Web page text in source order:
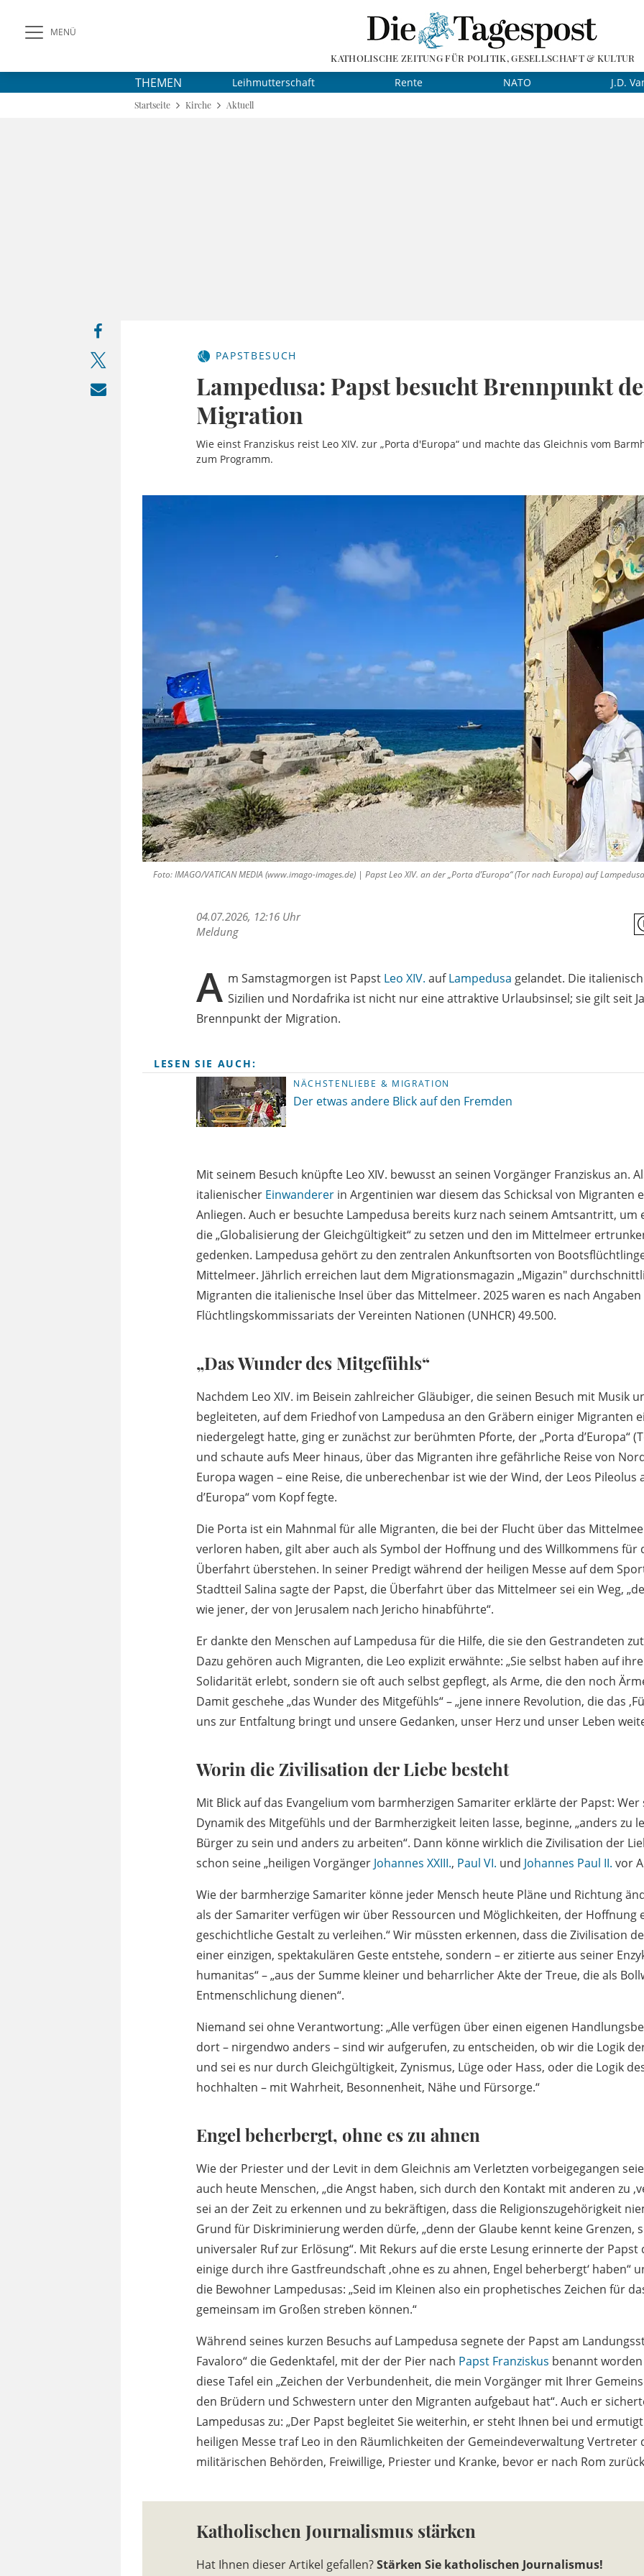
MENÜ
KATHOLISCHE ZEITUNG FÜR POLITIK, GESELLSCHAFT & KULTUR
THEMEN Leihmutterschaft Rente NATO J.D.
Startseite Kirche Aktuell
PAPSTBESUCH
Lampedusa: Papst besucht Brennpunkt
Migration
Wie einst Franziskus reist Leo XIV. zur „Porta d'Europa“ und machte das Gleichnis vom
zum Programm.
Foto: IMAGO/VATICAN MEDIA (www.imago-images.de) | Papst Leo XIV. an der „Porta d’Europa“ (Tor nach Europa) auf
04.07.2026, 12:16 Uhr
Meldung
A m Samstagmorgen ist Papst Leo XIV. aufLampedusa gelandet. Die
Sizilien und Nordafrika ist nicht nur eine attraktive Urlaubsinsel; sie gilt seit
Brennpunkt der Migration.
LESEN SIE AUCH:
NÄCHSTENLIEBE & MIGRATION
Der etwas andere Blick auf den Fremden
Mit seinem Besuch knüpfte Leo XIV. bewusst an seinen Vorgänger Franziskus an.
italienischer Einwanderer in Argentinien war diesem das Schicksal von Migranten
Anliegen. Auch er besuchte Lampedusa bereits kurz nach seinem Amtsantritt, um
die „Globalisierung der Gleichgültigkeit“ zu setzen und den im Mittelmeer
gedenken. Lampedusa gehört zu den zentralen Ankunftsorten von
Mittelmeer. Jährlich erreichen laut dem Migrationsmagazin „Migazin"
Migranten die italienische Insel über das Mittelmeer. 2025 waren es nach Angaben
Flüchtlingskommissariats der Vereinten Nationen (UNHCR) 49.500.
„Das Wunder des Mitgefühls“
Nachdem Leo XIV. im Beisein zahlreicher Gläubiger, die seinen Besuch mit Musik
begleiteten, auf dem Friedhof von Lampedusa an den Gräbern einiger Migranten
niedergelegt hatte, ging er zunächst zur berühmten Pforte, der „Porta d’Europa“
und schaute aufs Meer hinaus, über das Migranten ihre gefährliche Reise von
Europa wagen – eine Reise, die unberechenbar ist wie der Wind, der Leos Pileolus
d’Europa“ vom Kopf fegte.
Die Porta ist ein Mahnmal für alle Migranten, die bei der Flucht über das
verloren haben, gilt aber auch als Symbol der Hoffnung und des Willkommens für
Überfahrt überstehen. In seiner Predigt während der heiligen Messe auf dem
Stadtteil Salina sagte der Papst, die Überfahrt über das Mittelmeer sei ein Weg,
wie jener, der von Jerusalem nach Jericho hinabführte“.
Er dankte den Menschen auf Lampedusa für die Hilfe, die sie den Gestrandeten
Dazu gehören auch Migranten, die Leo explizit erwähnte: „Sie selbst haben auf
Solidarität erlebt, sondern sie oft auch selbst gepflegt, als Arme, die den noch
Damit geschehe „das Wunder des Mitgefühls“ – „jene innere Revolution, die das
uns zur Entfaltung bringt und unsere Gedanken, unser Herz und unser Leben
Worin die Zivilisation der Liebe besteht
Mit Blick auf das Evangelium vom barmherzigen Samariter erklärte der Papst:
Dynamik des Mitgefühls und der Barmherzigkeit leiten lasse, beginne, „anders zu
Bürger zu sein und anders zu arbeiten“. Dann könne wirklich die Zivilisation der
schon seine „heiligen Vorgänger Johannes XXIII., Paul VI. und Johannes Paul II. vor
Wie der barmherzige Samariter könne jeder Mensch heute Pläne und Richtung
als der Samariter verfügen wir über Ressourcen und Möglichkeiten, der Hoffnung
geschichtliche Gestalt zu verleihen.“ Wir müssten erkennen, dass die Zivilisation
einer einzigen, spektakulären Geste entstehe, sondern – er zitierte aus seiner
humanitas“ – „aus der Summe kleiner und beharrlicher Akte der Treue, die als
Entmenschlichung dienen“.
Niemand sei ohne Verantwortung: „Alle verfügen über einen eigenen
dort – nirgendwo anders – sind wir aufgerufen, zu entscheiden, ob wir die Logik
und sei es nur durch Gleichgültigkeit, Zynismus, Lüge oder Hass, oder die Logik
hochhalten – mit Wahrheit, Besonnenheit, Nähe und Fürsorge.“
Engel beherbergt, ohne es zu ahnen
Wie der Priester und der Levit in dem Gleichnis am Verletzten vorbeigegangen
auch heute Menschen, „die Angst haben, sich durch den Kontakt mit anderen zu
sei an der Zeit zu erkennen und zu bekräftigen, dass die Religionszugehörigkeit
Grund für Diskriminierung werden dürfe, „denn der Glaube kennt keine Grenzen,
universaler Ruf zur Erlösung“. Mit Rekurs auf die erste Lesung erinnerte der Papst
einige durch ihre Gastfreundschaft ‚ohne es zu ahnen, Engel beherbergt‘ haben“
die Bewohner Lampedusas: „Seid im Kleinen also ein prophetisches Zeichen für
gemeinsam im Großen streben können.“
Während seines kurzen Besuchs auf Lampedusa segnete der Papst am
Favaloro“ die Gedenktafel, mit der der Pier nach Papst Franziskus benannt
diese Tafel ein „Zeichen der Verbundenheit, die mein Vorgänger mit Ihrer
den Brüdern und Schwestern unter den Migranten aufgebaut hat“. Auch er
Lampedusas zu: „Der Papst begleitet Sie weiterhin, er steht Ihnen bei und ermutigt
heiligen Messe traf Leo in den Räumlichkeiten der Gemeindeverwaltung Vertreter
militärischen Behörden, Freiwillige, Priester und Kranke, bevor er nach Rom
Katholischen Journalismus stärken
Hat Ihnen dieser Artikel gefallen?Stärken Sie katholischen Journalismus!